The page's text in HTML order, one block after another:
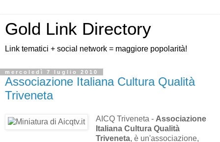
Gold Link Directory
Link tematici + social network = maggiore popolarità!
mercoledì 7 luglio 2010
Associazione Italiana Cultura Qualità
Triveneta
AICQ Triveneta - Associazione
Italiana Cultura Qualità
Triveneta, è un'associazione,